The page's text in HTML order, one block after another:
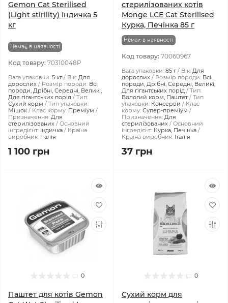
Gemon Cat Sterilised
(Light stirility) Індичка 5
кг
Немає в наявності
Код товару: 70310048P
Вага упаковки: 5 кг Вік: Для
дорослих
Розмір породи: Всі
породи, Дрібні, Середні, Великі,
Для гігантських порід
Тип:
Сухий корм
Тип упаковки:
Мішок
Клас корму: Преміум
Призначення: Для
стерилізованих
Основний
інгредієнт: Індичка
Країна
виробник: Італія
1 100 грн
стерилізованих котів
Monge LCE Cat Sterilised
Курка, Печінка 85 г
Немає в наявності
Код товару: 70060967
Вага упаковки: 85 г Вік: Для
дорослих
Розмір породи: Всі
породи, Дрібні, Середні, Великі,
Для гігантських порід
Тип:
Вологий корм, Паштет
Тип
упаковки: Консерви
Клас
корму: Супер-преміум
Призначення: Для
стерилізованих
Основний
інгредієнт: Курка, Печінка
Країна виробник: Італія
37 грн
0
Паштет для котів Gemon
0
Сухий корм для